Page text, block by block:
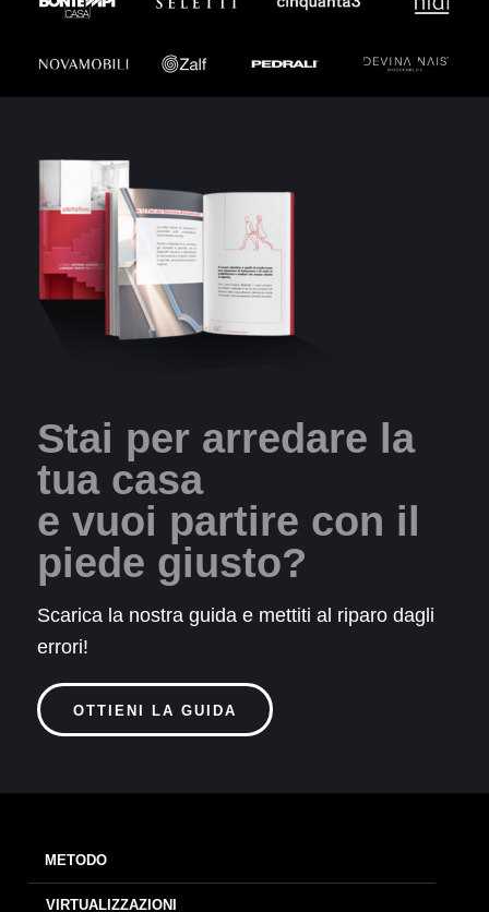
Stai per arredare la
tua casa
e vuoi partire con il
piede giusto?
Scarica la nostra guida e mettiti al riparo dagli
errori!
OTTIENI LA GUIDA
METODO
VIRTUALIZZAZIONI